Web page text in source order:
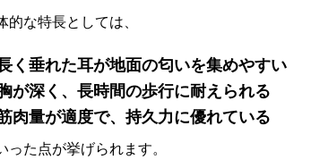
的な特長としては、
く垂れた耳が地面の匂いを集めやすい
が深く、長時間の歩行に耐えられる
肉量が適度で、持久力に優れている
った点が挙げられます。